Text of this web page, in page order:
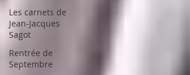
Les carnets de
Jean-Jacques
Sagot
Rentrée de
Septembre